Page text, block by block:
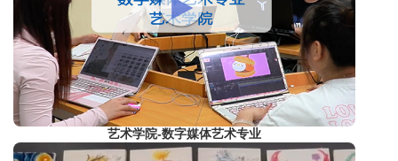
艺术学院-数字媒体艺术专业